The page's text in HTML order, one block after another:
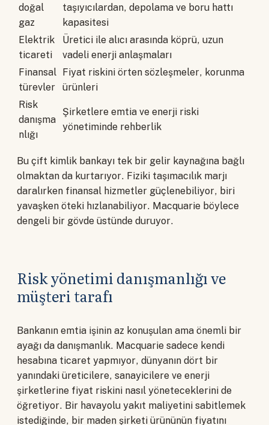
doğal
gaz
taşıyıcılardan, depolama ve boru hattı
kapasitesi
Elektrik
ticareti
Üretici ile alıcı arasında köprü, uzun
vadeli enerji anlaşmaları
Finansal
türevler
Fiyat riskini örten sözleşmeler, korunma
ürünleri
Risk
danışma
nlığı
Şirketlere emtia ve enerji riski
yönetiminde rehberlik
Bu çift kimlik bankayı tek bir gelir kaynağına bağlı
olmaktan da kurtarıyor. Fiziki taşımacılık marjı
daralırken finansal hizmetler güçlenebiliyor, biri
yavaşken öteki hızlanabiliyor. Macquarie böylece
dengeli bir gövde üstünde duruyor.
Risk yönetimi danışmanlığı ve
müşteri tarafı
Bankanın emtia işinin az konuşulan ama önemli bir
ayağı da danışmanlık. Macquarie sadece kendi
hesabına ticaret yapmıyor, dünyanın dört bir
yanındaki üreticilere, sanayicilere ve enerji
şirketlerine fiyat riskini nasıl yöneteceklerini de
öğretiyor. Bir havayolu yakıt maliyetini sabitlemek
istediğinde, bir maden şirketi ürününün fiyatını